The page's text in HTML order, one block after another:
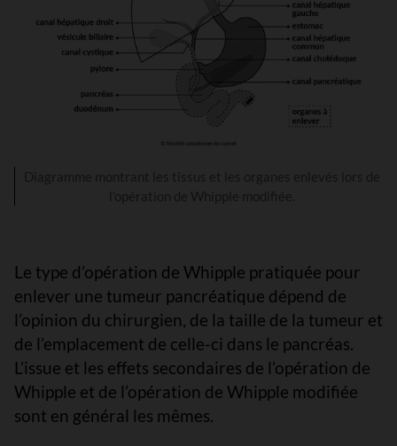
Le type d’opération de Whipple pratiquée pour
enlever une tumeur pancréatique dépend de
l’opinion du chirurgien, de la taille de la tumeur et
de l’emplacement de celle-ci dans le pancréas.
L’issue et les effets secondaires de l’opération de
Whipple et de l’opération de Whipple modifiée
sont en général les mêmes.